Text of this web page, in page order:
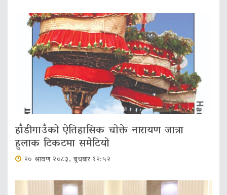
हाँडीगाउँको ऐतिहासिक चोक्ते नारायण जात्रा
हुलाक टिकटमा समेटियो
२० श्रावण २०८३, बुधबार १२:५२